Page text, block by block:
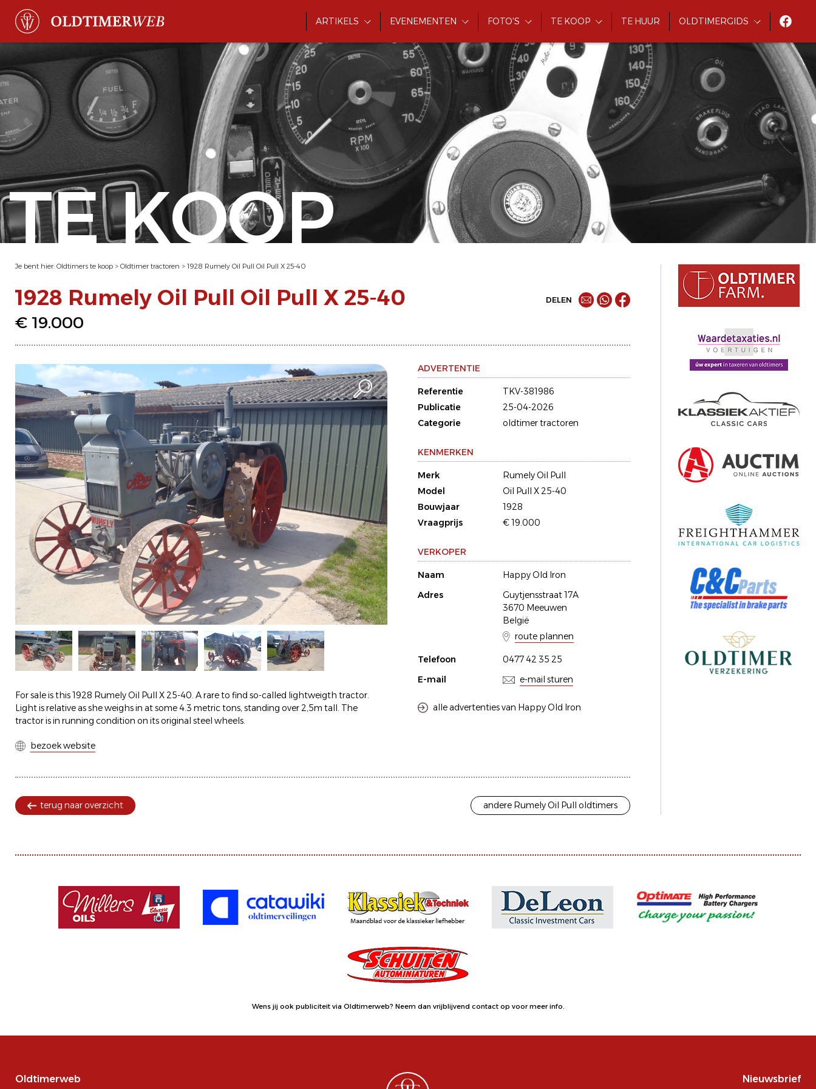
ARTIKELS EVENEMENTEN FOTO'S TE KOOP TE HUUR OLDTIMERGIDS
TE KOOP
Je bent hier: Oldtimers te koop > Oldtimer tractoren > 1928 Rumely Oil Pull Oil Pull X 25-40
1928 Rumely Oil Pull Oil Pull X 25-40
€ 19.000
DELEN
For sale is this 1928 Rumely Oil Pull X 25-40. A rare to find so-called lightweigth tractor.
Light is relative as she weighs in at some 4.3 metric tons, standing over 2,5m tall. The
tractor is in running condition on its original steel wheels.
bezoek website
ADVERTENTIE
Referentie
TKV-381986
Publicatie
25-04-2026
Categorie
oldtimer tractoren
KENMERKEN
Merk
Rumely Oil Pull
Model
Oil Pull X 25-40
Bouwjaar
1928
Vraagprijs
€ 19.000
VERKOPER
Naam
Happy Old Iron
Adres
Guytjensstraat 17A
3670 Meeuwen
België
route plannen
Telefoon
0477 42 35 25
E-mail
e-mail sturen
alle advertenties van Happy Old Iron
terug naar overzicht andere Rumely Oil Pull oldtimers
Wens jij ook publiciteit via Oldtimerweb? Neem dan vrijblijvend contact op voor meer info.
Oldtimerweb Nieuwsbrief